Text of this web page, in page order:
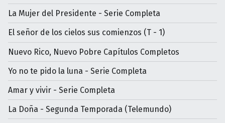
La Mujer del Presidente - Serie Completa
El señor de los cielos sus comienzos (T - 1)
Nuevo Rico, Nuevo Pobre Capítulos Completos
Yo no te pido la luna - Serie Completa
Amar y vivir - Serie Completa
La Doña - Segunda Temporada (Telemundo)